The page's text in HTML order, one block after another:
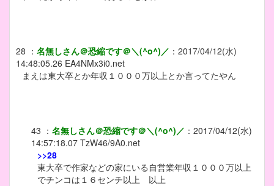
28 ： 名無しさん＠恐縮です＠＼(^o^)／ ： 2017/04/12(水)
14:48:05.26 EA4NMx3i0.net
まえは東大卒とか年収１０００万以上とか言ってたやん
43 ： 名無しさん＠恐縮です＠＼(^o^)／ ： 2017/04/12(水)
14:57:18.07 TzW46/9A0.net
>>28
東大卒で作家などの家にいる自営業年収１０００万以上
でチンコは１６センチ以上 以上